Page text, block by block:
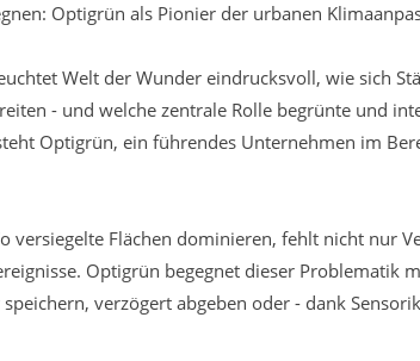
Optigrün als Pionier der urbanen
Welt der Wunder eindrucksvoll, wie sich
- und welche zentrale Rolle begrünte und
Optigrün, ein führendes Unternehmen im
versiegelte Flächen dominieren, fehlt nicht nur
Optigrün begegnet dieser Problematik
verzögert abgeben oder - dank